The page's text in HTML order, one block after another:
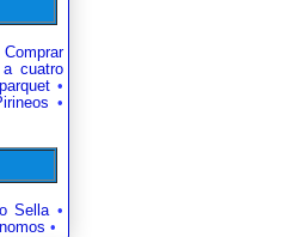
Comprar
a cuatro
•
•
Sella•
•